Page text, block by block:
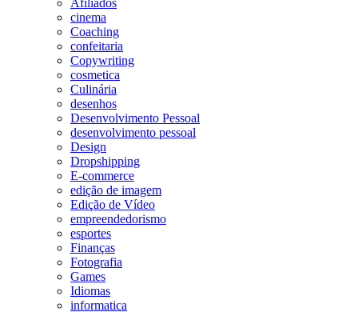
Afiliados
cinema
Coaching
confeitaria
Copywriting
cosmetica
Culinária
desenhos
Desenvolvimento Pessoal
desenvolvimento pessoal
Design
Dropshipping
E-commerce
edição de imagem
Edição de Vídeo
empreendedorismo
esportes
Finanças
Fotografia
Games
Idiomas
informatica